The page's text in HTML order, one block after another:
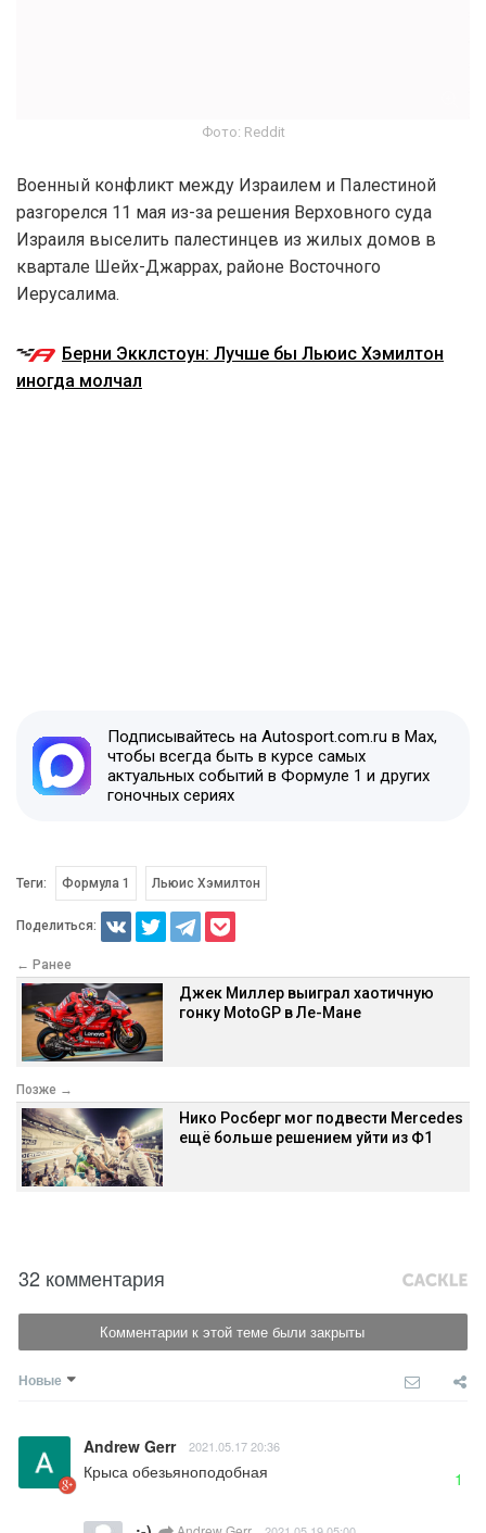
Фото: Reddit
Военный конфликт между Израилем и Палестиной
разгорелся 11 мая из-за решения Верховного суда
Израиля выселить палестинцев из жилых домов в
квартале Шейх-Джаррах, районе Восточного
Иерусалима.
Берни Экклстоун: Лучше бы Льюис Хэмилтон
иногда молчал
Подписывайтесь на Autosport.com.ru в Max,
чтобы всегда быть в курсе самых
актуальных событий в Формуле 1 и других
гоночных сериях
Теги: Формула 1 Льюис Хэмилтон
Поделиться:
← Ранее
Джек Миллер выиграл хаотичную
гонку MotoGP в Ле-Мане
Позже →
Нико Росберг мог подвести Mercedes
ещё больше решением уйти из Ф1
32 комментария
Комментарии к этой теме были закрыты
Новые
Andrew Gerr 2021.05.17 20:36
Крыса обезьяноподобная 1